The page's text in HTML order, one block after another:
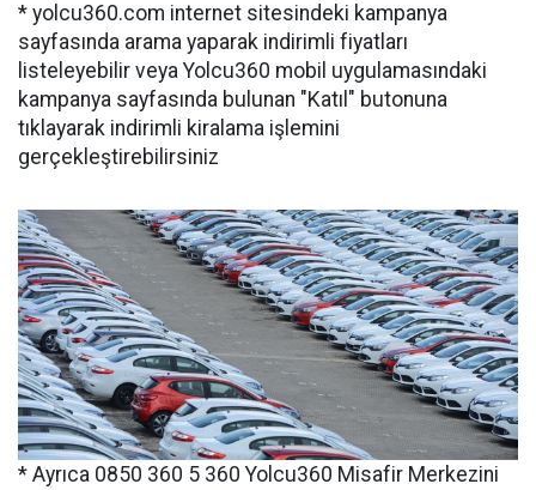
* yolcu360.com internet sitesindeki kampanya
sayfasında arama yaparak indirimli fiyatları
listeleyebilir veya Yolcu360 mobil uygulamasındaki
kampanya sayfasında bulunan "Katıl" butonuna
tıklayarak indirimli kiralama işlemini
gerçekleştirebilirsiniz
* Ayrıca 0850 360 5 360 Yolcu360 Misafir Merkezini